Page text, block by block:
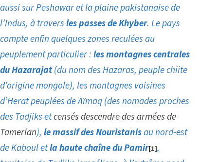
aussi sur Peshawar et la plaine pakistanaise de
l’Indus, à traversles passes de Khyber. Le pays
compte enfin quelques zones reculées au
peuplement particulier :les montagnes centrales
du Hazarajat(du nom des Hazaras, peuple chiite
d’origine mongole), les montagnes voisines
d’Herat peuplées de Aïmaq (des nomades proches
des Tadjiks etcensés descendre des armées de
Tamerlan), le massif des Nouristanisau nord-est
de Kaboul etla haute chaîne du Pamir[1],